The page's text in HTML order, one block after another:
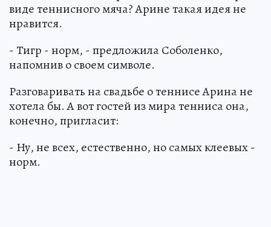
виде теннисного мяча? Арине такая идея не
нравится.
- Тигр - норм, - предложила Соболенко,
напомнив о своем символе.
Разговаривать на свадьбе о теннисе Арина не
хотела бы. А вот гостей из мира тенниса она,
конечно, пригласит:
- Ну, не всех, естественно, но самых клеевых -
норм.